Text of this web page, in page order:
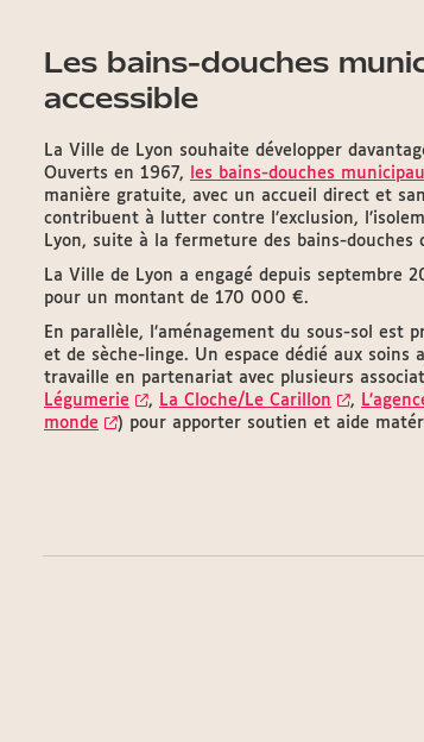
Les bains-douches
accessible
La Ville de Lyon souhaite développer
Ouverts en 1967,
les bains-douches
manière gratuite, avec un accueil direct et
contribuent à lutter contre l’exclusion,
Lyon, suite à la fermeture des bains-douches
La Ville de Lyon a engagé depuis septembre
pour un montant de 170 000 €.
En parallèle, l’aménagement du sous-sol est
et de sèche-linge. Un espace dédié aux
travaille en partenariat avec plusieurs
Légumerie
, La Cloche/Le Carillon ,
monde
) pour apporter soutien et aide